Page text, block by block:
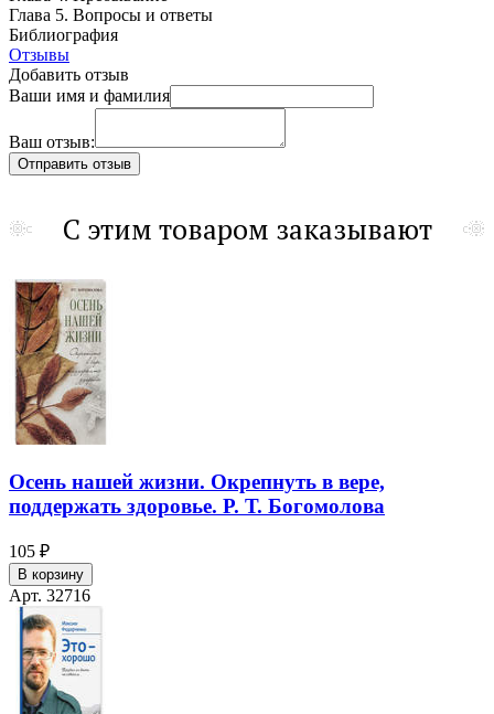
Глава 5. Вопросы и ответы
Библиография
Отзывы
Добавить отзыв
Ваши имя и фамилия
Ваш отзыв:
С этим товаром заказывают
Осень нашей жизни. Окрепнуть в вере,
поддержать здоровье. Р. Т. Богомолова
105 ₽
В корзину
Арт. 32716